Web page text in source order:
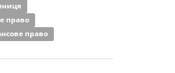
право
право